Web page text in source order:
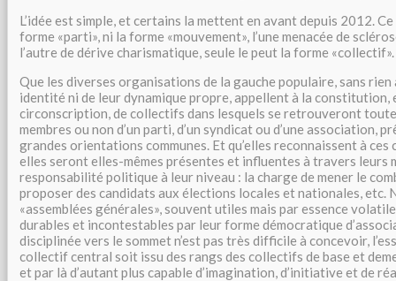
L’idée est simple, et certains la mettent en avant depuis 2012.
forme «parti», ni la forme «mouvement», l’une menacée de
l’autre de dérive charismatique, seule le peut la forme «collectif».
Que les diverses organisations de la gauche populaire, sans rien
identité ni de leur dynamique propre, appellent à la constitution,
circonscription, de collectifs dans lesquels se retrouveront
membres ou non d’un parti, d’un syndicat ou d’une association,
grandes orientations communes. Et qu’elles reconnaissent à
elles seront elles-mêmes présentes et influentes à travers leurs
responsabilité politique à leur niveau : la charge de mener le
proposer des candidats aux élections locales et nationales, etc.
«assemblées générales», souvent utiles mais par essence
durables et incontestables par leur forme démocratique
disciplinée vers le sommet n’est pas très difficile à concevoir,
collectif central soit issu des rangs des collectifs de base et
et par là d’autant plus capable d’imagination, d’initiative et de